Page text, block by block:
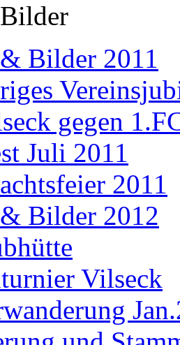
Bilder 2011
gegen
Juli 2011
2011
Bilder 2012
Vilseck